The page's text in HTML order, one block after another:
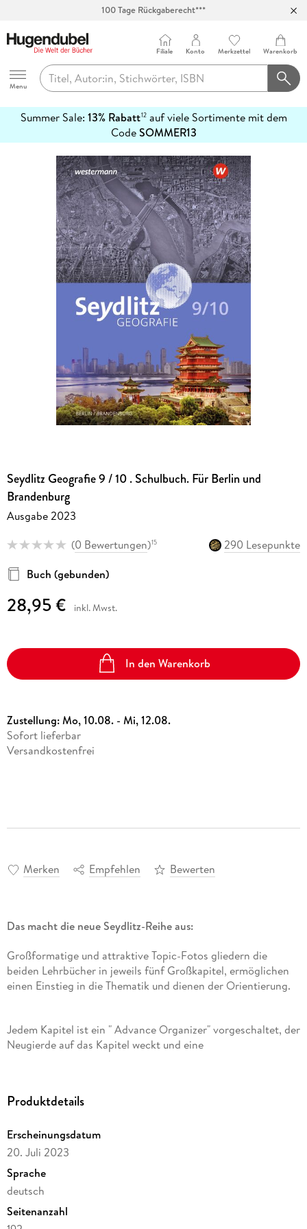
100 Tage Rückgaberecht***
Hugendubel
Menu
Filiale Konto Merkzettel Warenkorb
Summer Sale: 13% Rabatt12auf viele Sortimente mit dem
CodeSOMMER13
erfahren
Seydlitz Geografie 9 / 10 . Schulbuch. Für Berlin und
Brandenburg
Ausgabe 2023
(0 Bewertungen)15
290 Lesepunkte
Buch (gebunden)
28,95 € inkl. Mwst.
In den Warenkorb
Zustellung:Mo, 10.08. - Mi, 12.08.
Sofort lieferbar
Versandkostenfrei
Merken Empfehlen Bewerten
Das macht die neue Seydlitz-Reihe aus:
Großformatige und attraktive Topic-Fotos gliedern die
beiden Lehrbücher in jeweils fünf Großkapitel, ermöglichen
einen Einstieg in die Thematik und dienen der Orientierung.
Jedem Kapitel ist ein " Advance Organizer" vorgeschaltet, der
Neugierde auf das Kapitel weckt und eine
Aktuelle Themen
Globalisierung, Klima und Ressourcen wurden integriert,
Statistiken, Grafiken und Karten grundlegend überarbeitet.
Aktuelle Klimadiagramme mit
Klimadaten der neuen Klimanormalperiode
1991 - 2020 sind enthalten.
Produktdetails
Erscheinungsdatum
20. Juli 2023
Sprache
deutsch
Seitenanzahl